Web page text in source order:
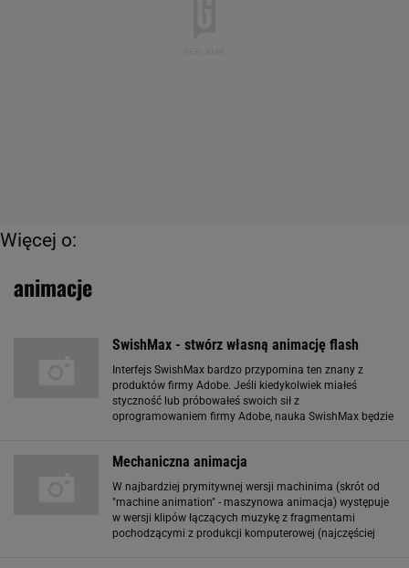
Więcej o:
animacje
SwishMax - stwórz własną animację flash
Interfejs SwishMax bardzo przypomina ten znany z
produktów firmy Adobe. Jeśli kiedykolwiek miałeś
styczność lub próbowałeś swoich sił z
oprogramowaniem firmy Adobe, nauka SwishMax będzie
Mechaniczna animacja
W najbardziej prymitywnej wersji machinima (skrót od
"machine animation" - maszynowa animacja) występuje
w wersji klipów łączących muzykę z fragmentami
pochodzącymi z produkcji komputerowej (najczęściej